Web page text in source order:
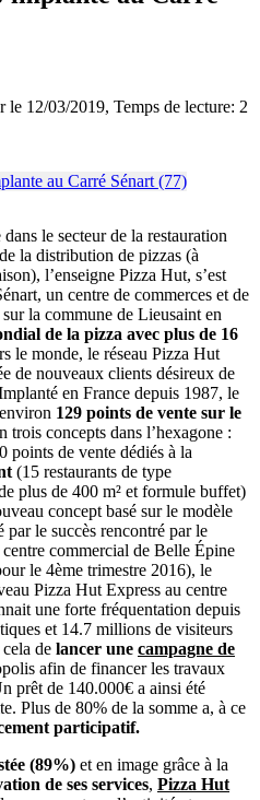
le 12/03/2019, Temps de lecture: 2
le secteur de la restauration
la distribution de pizzas (à
l’enseigne Pizza Hut, s’est
un centre de commerces et de
la commune de Lieusaint en
de la pizza avec plus de 16
le monde, le réseau Pizza Hut
de nouveaux clients désireux de
en France depuis 1987, le
129 points de vente sur le
trois concepts dans l’hexagone :
points de vente dédiés à la
(15 restaurants de type
plus de 400 m² et formule buffet)
concept basé sur le modèle
le succès rencontré par le
commercial de Belle Épine
le 4ème trimestre 2016), le
Pizza Hut Express au centre
une forte fréquentation depuis
et 14.7 millions de visiteurs
de lancer une campagne de
afin de financer les travaux
prêt de 140.000€ a ainsi été
Plus de 80% de la somme a, à ce
participatif.
(89%) et en image grâce à la
de ses services, Pizza Hut